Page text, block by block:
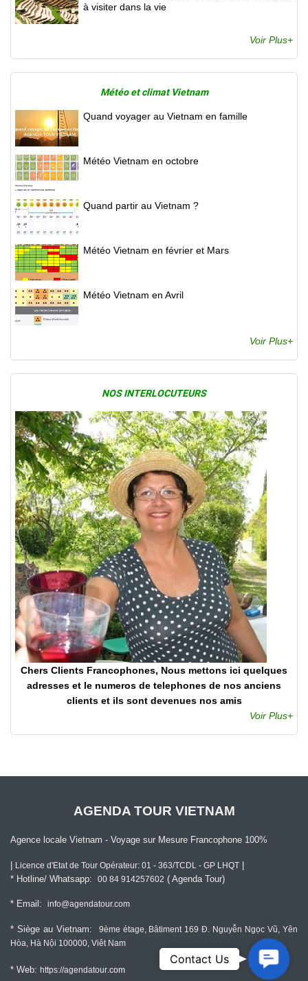
à visiter dans la vie
Voir Plus+
Météo et climat Vietnam
Quand voyager au Vietnam en famille
Météo Vietnam en octobre
Quand partir au Vietnam ?
Météo Vietnam en février et Mars
Météo Vietnam en Avril
Voir Plus+
NOS INTERLOCUTEURS
Chers Clients Francophones, Nous mettons ici quelques
adresses et le numeros de telephones de nos anciens
clients et ils sont devenues nos amis
Voir Plus+
AGENDA TOUR VIETNAM
Agence locale Vietnam - Voyage sur Mesure Francophone 100%
| Licence d'Etat de Tour Opérateur: 01 - 363/TCDL - GP LHQT |
* Hotline/ Whatsapp: 00 84 914257602 ( Agenda Tour)
* Email: info@agendatour.com
* Siège au Vietnam: 9ème étage, Bâtiment 169 Đ. Nguyễn Ngọc Vũ, Yên
Hòa, Hà Nội 100000, Viêt Nam
* Web: https://agendatour .com
Contact
Contact Us